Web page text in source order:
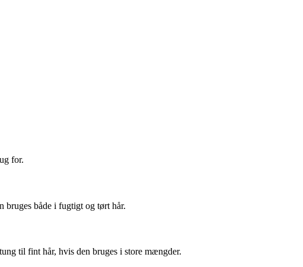
for.
bruges både i fugtigt og tørt hår.
til fint hår, hvis den bruges i store mængder.